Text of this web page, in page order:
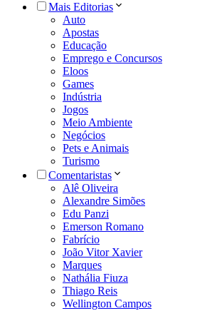
Mais Editorias
Auto
Apostas
Educação
Emprego e Concursos
Eloos
Games
Indústria
Jogos
Meio Ambiente
Negócios
Pets e Animais
Turismo
Comentaristas
Alê Oliveira
Alexandre Simões
Edu Panzi
Emerson Romano
Fabrício
João Vitor Xavier
Marques
Nathália Fiuza
Thiago Reis
Wellington Campos